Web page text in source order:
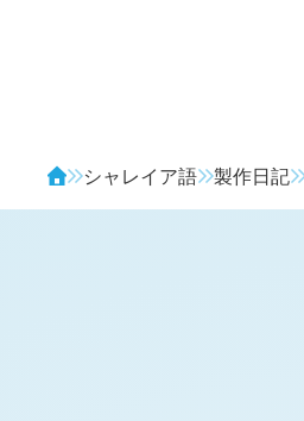
シャレイア語 製作日記